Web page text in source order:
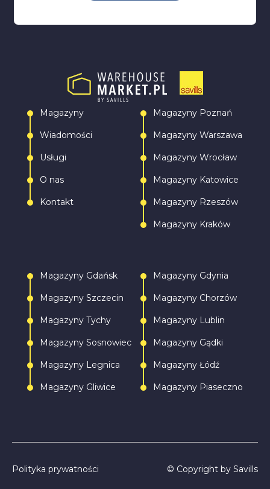
Zadzwoń Napisz
Magazyny
Wiadomości
Usługi
O nas
Kontakt
Magazyny Poznań
Magazyny Warszawa
Magazyny Wrocław
Magazyny Katowice
Magazyny Rzeszów
Magazyny Kraków
Magazyny Gdańsk
Magazyny Szczecin
Magazyny Tychy
Magazyny Sosnowiec
Magazyny Legnica
Magazyny Gliwice
Magazyny Gdynia
Magazyny Chorzów
Magazyny Lublin
Magazyny Gądki
Magazyny Łódź
Magazyny Piaseczno
Polityka prywatności © Copyright by Savills